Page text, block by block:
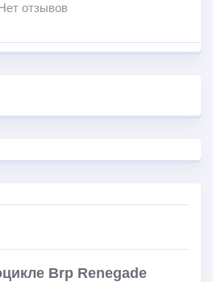
отзывов
Brp Renegade